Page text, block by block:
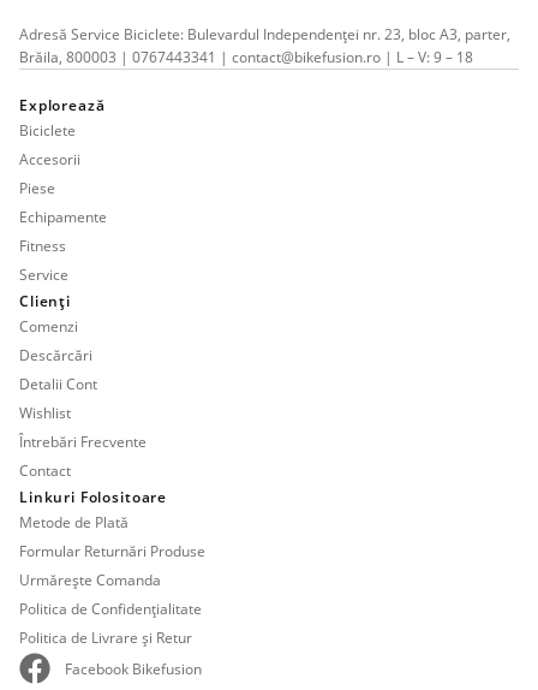
Adresă Service Biciclete: Bulevardul Independenței nr. 23, bloc A3, parter,
Brăila, 800003 | 0767443341 | contact@bikefusion.ro | L – V: 9 – 18
Explorează
Biciclete
Accesorii
Piese
Echipamente
Fitness
Service
Clienți
Comenzi
Descărcări
Detalii Cont
Wishlist
Întrebări Frecvente
Contact
Linkuri Folositoare
Metode de Plată
Formular Returnări Produse
Urmărește Comanda
Politica de Confidențialitate
Politica de Livrare și Retur
Facebook Bikefusion